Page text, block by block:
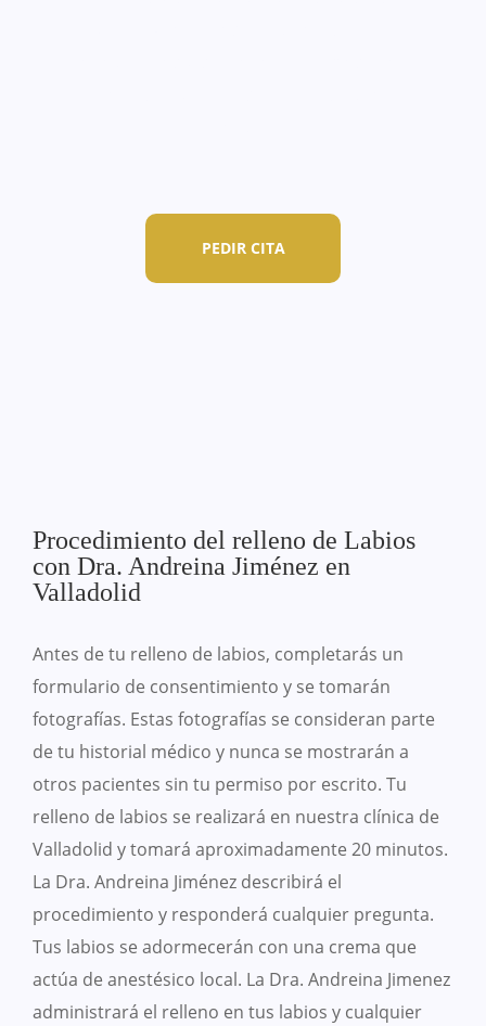
PEDIR CITA
Procedimiento del relleno de Labios
con Dra. Andreina Jiménez en
Valladolid
Antes de tu relleno de labios, completarás un
formulario de consentimiento y se tomarán
fotografías. Estas fotografías se consideran parte
de tu historial médico y nunca se mostrarán a
otros pacientes sin tu permiso por escrito. Tu
relleno de labios se realizará en nuestra clínica de
Valladolid y tomará aproximadamente 20 minutos.
La Dra. Andreina Jiménez describirá el
procedimiento y responderá cualquier pregunta.
Tus labios se adormecerán con una crema que
actúa de anestésico local. La Dra. Andreina Jimenez
administrará el relleno en tus labios y cualquier